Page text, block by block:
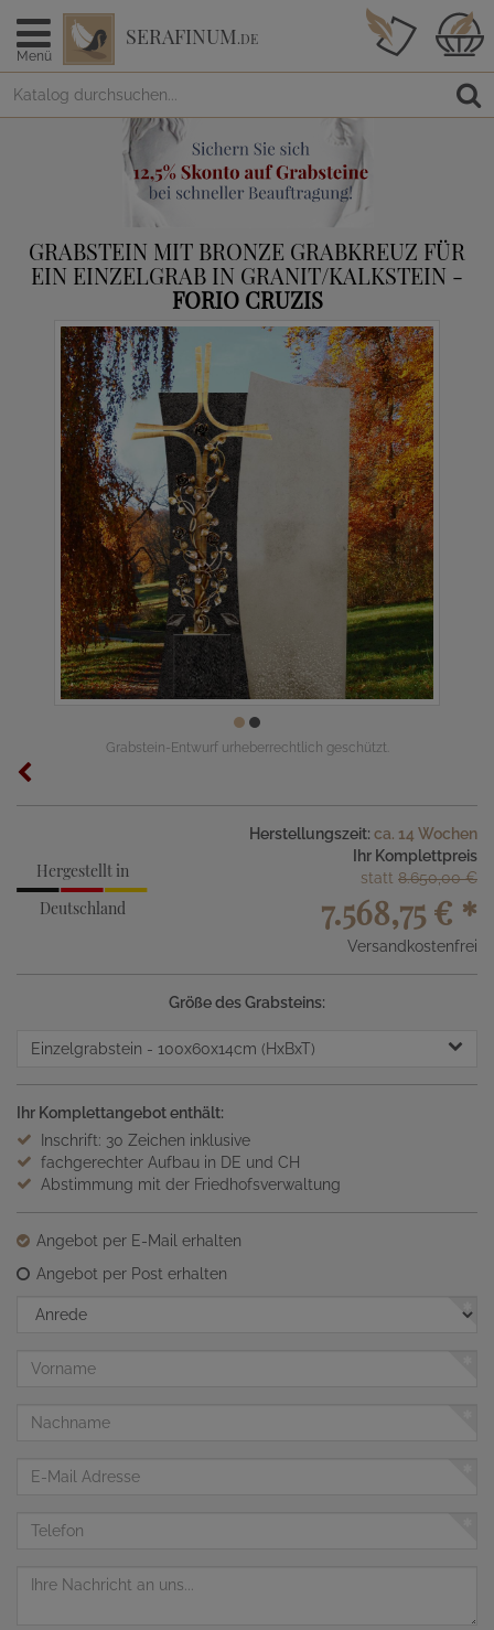
Menü
SERAFINUM.DE
GRABSTEIN MIT BRONZE GRABKREUZ FÜR
EIN EINZELGRAB IN GRANIT/KALKSTEIN -
FORIO CRUZIS
Grabstein-Entwurf urheberrechtlich geschützt.
Hergestellt in
Deutschland
Herstellungszeit: ca. 14 Wochen
Ihr Komplettpreis
statt 8.650,00 €
7.568,75 € *
Versandkostenfrei
Größe des Grabsteins:
Einzelgrabstein - 100x60x14cm (HxBxT)
Ihr Komplettangebot enthält:
Inschrift: 30 Zeichen inklusive
fachgerechter Aufbau in DE und CH
Abstimmung mit der Friedhofsverwaltung
Angebot per E-Mail erhalten
Angebot per Post erhalten
Anrede
Vorname
Nachname
Telefon
Nachricht